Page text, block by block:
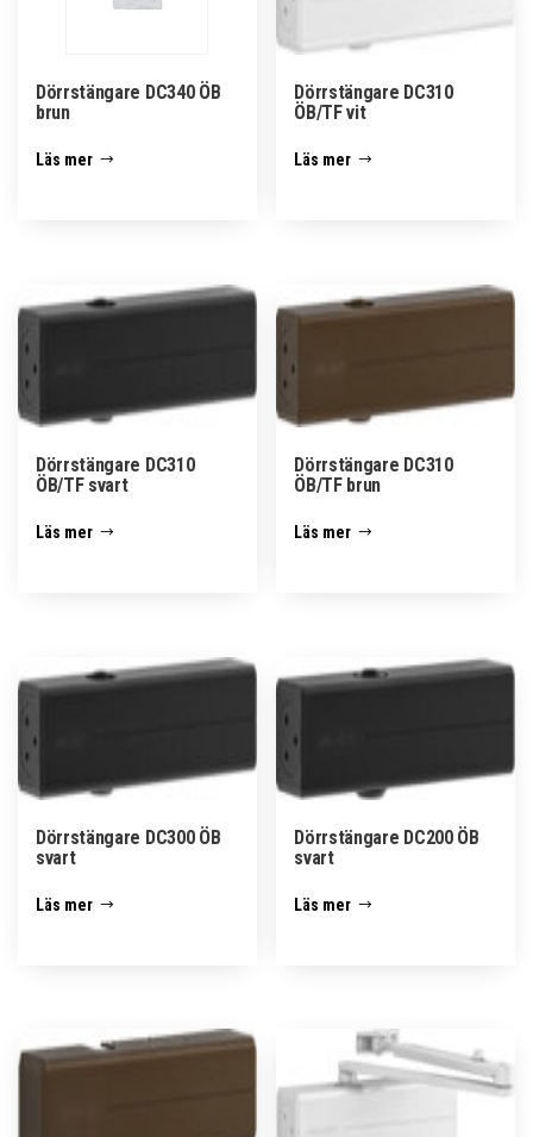
Dörrstängare DC340 ÖB
brun
Läs mer
Dörrstängare DC310
ÖB/TF vit
Läs mer
Dörrstängare DC310
ÖB/TF svart
Läs mer
Dörrstängare DC310
ÖB/TF brun
Läs mer
Dörrstängare DC300 ÖB
svart
Läs mer
Dörrstängare DC200 ÖB
svart
Läs mer